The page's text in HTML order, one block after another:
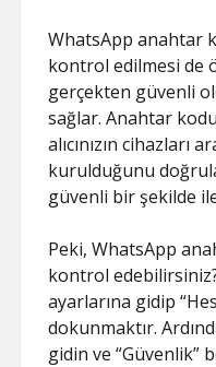
WhatsApp anahtar
kontrol edilmesi de
gerçekten güvenli
sağlar. Anahtar
alıcınızın cihazları
kurulduğunu
güvenli bir şekilde
Peki, WhatsApp
kontrol
ayarlarına gidip
dokunmaktır.
gidin ve “Güvenlik”